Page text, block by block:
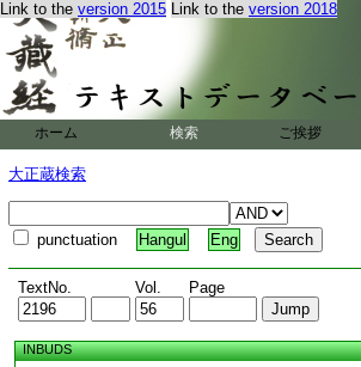
Link to the version 2015 Link to the version 2018
ホーム 検索 ご挨拶
大正蔵検索
punctuation Hangul Eng
TextNo. Vol. Page
INBUDS